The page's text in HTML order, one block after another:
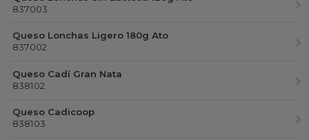
837003
Queso Lonchas Ligero 180g Ato
837002
Queso Cadí Gran Nata
838102
Queso Cadicoop
838103